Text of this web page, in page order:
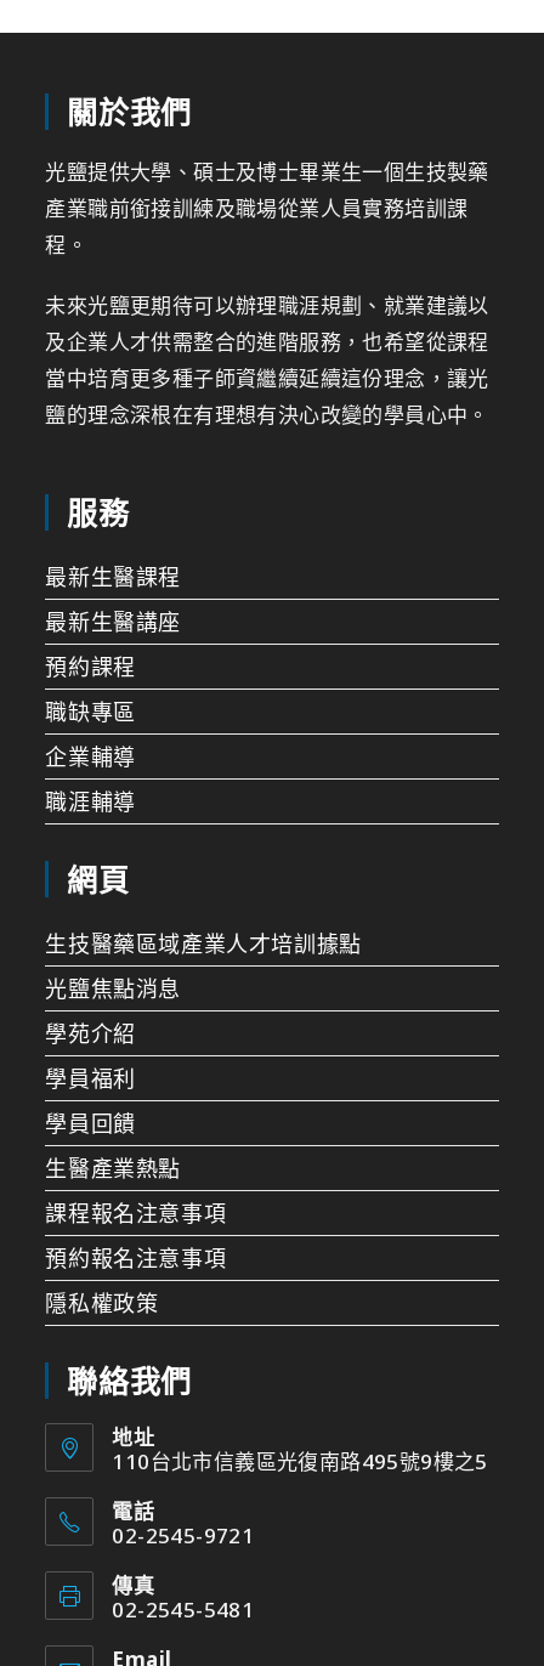
關於我們
光鹽提供大學、碩士及博士畢業生一個生技製藥
產業職前銜接訓練及職場從業人員實務培訓課
程。
未來光鹽更期待可以辦理職涯規劃、就業建議以
及企業人才供需整合的進階服務，也希望從課程
當中培育更多種子師資繼續延續這份理念，讓光
鹽的理念深根在有理想有決心改變的學員心中。
服務
最新生醫課程
最新生醫講座
預約課程
職缺專區
企業輔導
職涯輔導
網頁
生技醫藥區域產業人才培訓據點
光鹽焦點消息
學苑介紹
學員福利
學員回饋
生醫產業熱點
課程報名注意事項
預約報名注意事項
隱私權政策
聯絡我們
地址
110台北市信義區光復南路495號9樓之5
電話
02-2545-9721
傳真
02-2545-5481
Email